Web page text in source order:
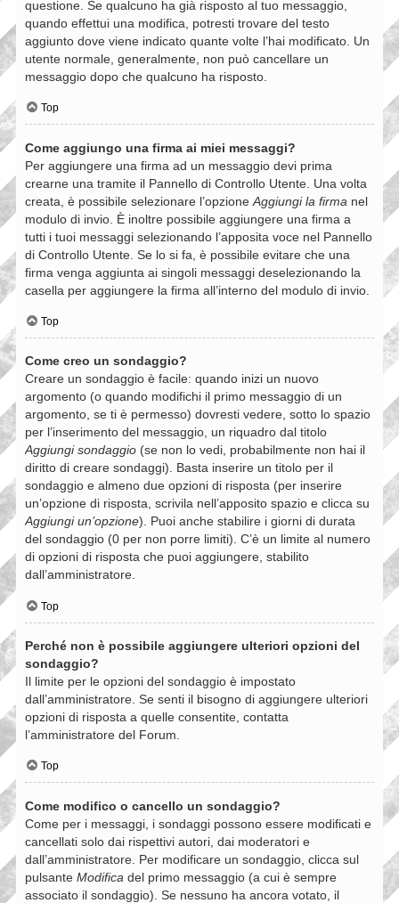
questione. Se qualcuno ha già risposto al tuo messaggio,
quando effettui una modifica, potresti trovare del testo
aggiunto dove viene indicato quante volte l’hai modificato. Un
utente normale, generalmente, non può cancellare un
messaggio dopo che qualcuno ha risposto.
Top
Come aggiungo una firma ai miei messaggi?
Per aggiungere una firma ad un messaggio devi prima
crearne una tramite il Pannello di Controllo Utente. Una volta
creata, è possibile selezionare l’opzione Aggiungi la firma nel
modulo di invio. È inoltre possibile aggiungere una firma a
tutti i tuoi messaggi selezionando l’apposita voce nel Pannello
di Controllo Utente. Se lo si fa, è possibile evitare che una
firma venga aggiunta ai singoli messaggi deselezionando la
casella per aggiungere la firma all’interno del modulo di invio.
Top
Come creo un sondaggio?
Creare un sondaggio è facile: quando inizi un nuovo
argomento (o quando modifichi il primo messaggio di un
argomento, se ti è permesso) dovresti vedere, sotto lo spazio
per l’inserimento del messaggio, un riquadro dal titolo
Aggiungi sondaggio (se non lo vedi, probabilmente non hai il
diritto di creare sondaggi). Basta inserire un titolo per il
sondaggio e almeno due opzioni di risposta (per inserire
un’opzione di risposta, scrivila nell’apposito spazio e clicca su
Aggiungi un’opzione). Puoi anche stabilire i giorni di durata
del sondaggio (0 per non porre limiti). C’è un limite al numero
di opzioni di risposta che puoi aggiungere, stabilito
dall’amministratore.
Top
Perché non è possibile aggiungere ulteriori opzioni del
sondaggio?
Il limite per le opzioni del sondaggio è impostato
dall’amministratore. Se senti il bisogno di aggiungere ulteriori
opzioni di risposta a quelle consentite, contatta
l’amministratore del Forum.
Top
Come modifico o cancello un sondaggio?
Come per i messaggi, i sondaggi possono essere modificati e
cancellati solo dai rispettivi autori, dai moderatori e
dall’amministratore. Per modificare un sondaggio, clicca sul
pulsante Modifica del primo messaggio (a cui è sempre
associato il sondaggio). Se nessuno ha ancora votato, il